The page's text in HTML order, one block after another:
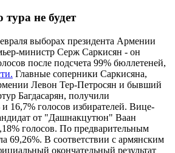
не будет
выборах президента Армении
министр Серж Саркисян - он
после подсчета 99% бюллетеней,
Главные соперники Саркисяна,
Левон Тер-Петросян и бывший
Багдасарян, получили
и 16,7% голосов избирателей. Вице-
от "Дашнакцутюн" Ваан
голосов. По предварительным
69,26%. В соответствии с армянским
окончательный результат